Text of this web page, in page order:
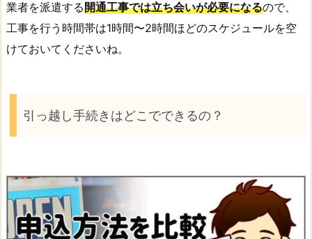
業者を派遣する開通工事では立ち会いが必要になるので、
工事を行う時間帯は1時間〜2時間ほどのスケジュールを空
けておいてくださいね。
引っ越し手続きはどこでできるの？